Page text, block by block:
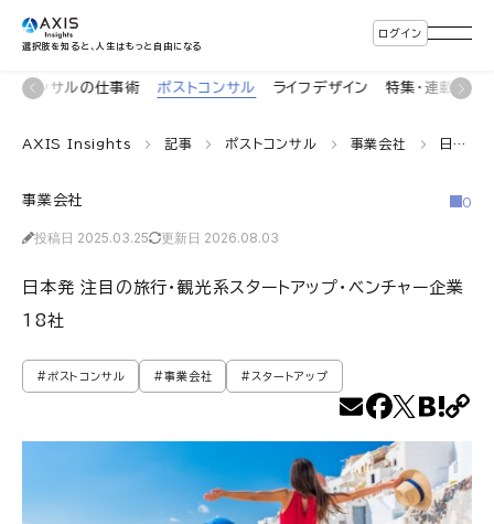
選択肢を知ると、人生はもっと自由になる
ログイン
コンサルの仕事術 ポストコンサル ライフデザイン 特集・連載 イ
AXIS Insights 記事 ポストコンサル 事業会社 日本発 注目の旅行・観光系スタートアップ・ベンチャー企業18社
事業会社
投稿日 2025.03.25 更新日 2026.08.03
0
日本発 注目の旅行・観光系スタートアップ・ベンチャー企業
18社
#ポストコンサル #事業会社 #スタートアップ